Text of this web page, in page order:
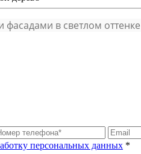
в светлом
персональных данных *